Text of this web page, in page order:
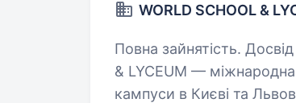
WORLD SCHOOL &
Повна зайнятість. Досвід
& LYCEUM —
кампуси в Києві та